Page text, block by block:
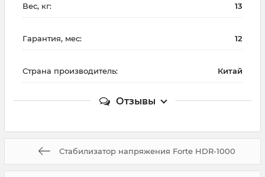
Вес, кг: 13
Гарантия, мес: 12
Страна производитель: Китай
Отзывы
Стабилизатор напряжения Forte HDR-1000